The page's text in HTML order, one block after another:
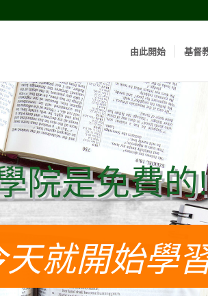
由此開始 基督
院是免費
院是免費的!
天就開始學